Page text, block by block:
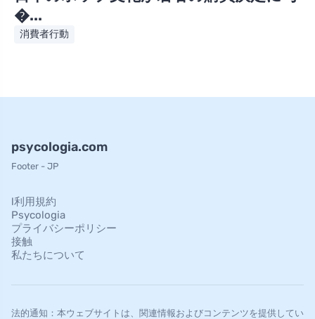
�...
消費者行動
psycologia.com
Footer - JP
l利用規約
Psycologia
プライバシーポリシー
接触
私たちについて
法的通知：本ウェブサイトは、関連情報およびコンテンツを提供してい